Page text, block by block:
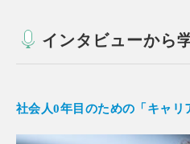
インタビューから
社会人0年目のための「キャリ